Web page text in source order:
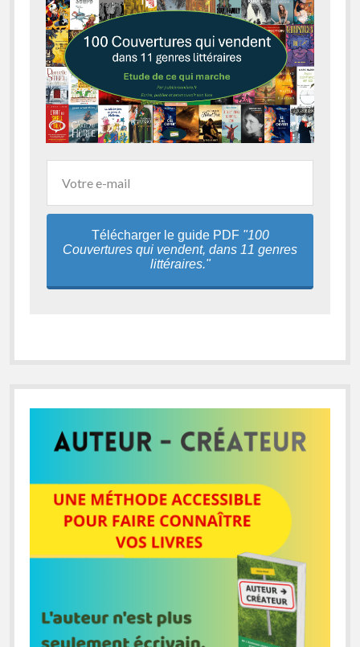
Télécharger le guide PDF "100
Couvertures qui vendent, dans 11 genres
littéraires."